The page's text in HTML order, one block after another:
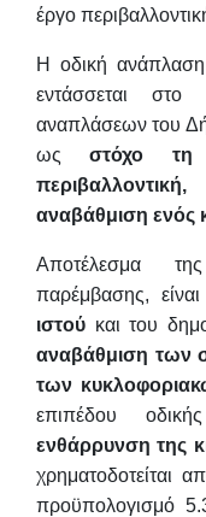
έργο
Η οδική
εντάσσεται
αναπλάσεων του
ωςστόχο τη
αναβάθμιση ενός
Αποτέλεσμα
παρέμβασης, είναι
ιστού και του
αναβάθμιση των
των
επιπέδου
ενθάρρυνση της
χρηματοδοτείται
προϋπολογισμό